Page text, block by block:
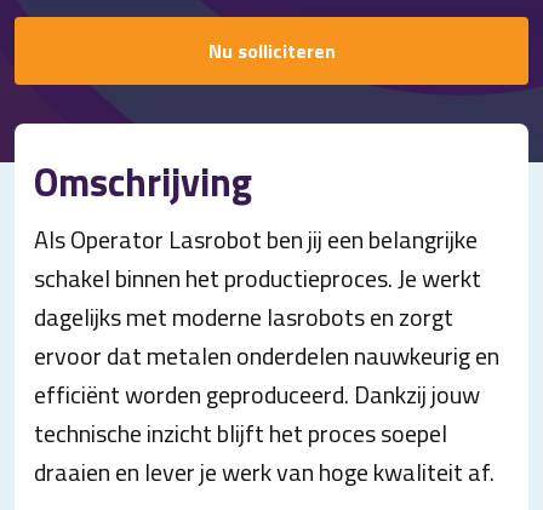
Nu solliciteren
Omschrijving
Als Operator Lasrobot ben jij een belangrijke
schakel binnen het productieproces. Je werkt
dagelijks met moderne lasrobots en zorgt
ervoor dat metalen onderdelen nauwkeurig en
efficiënt worden geproduceerd. Dankzij jouw
technische inzicht blijft het proces soepel
draaien en lever je werk van hoge kwaliteit af.